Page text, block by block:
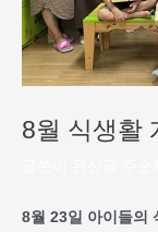
8월 식생활
8월 23일 아이들의